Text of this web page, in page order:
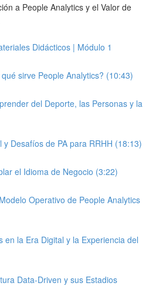
a People Analytics y el Valor de
Didácticos | Módulo 1
sirve People Analytics? (10:43)
del Deporte, las Personas y la
y Desafíos de PA para RRHH (18:13)
el Idioma de Negocio (3:22)
Operativo de People Analytics
en la Era Digital y la Experiencia del
Data-Driven y sus Estadios